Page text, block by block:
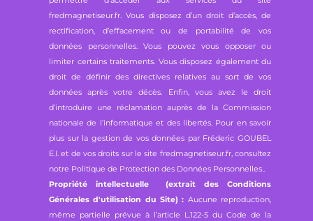
fredmagnetiseur.fr. Vous disposez d’un droit d’accès, de
rectification, d’effacement ou de portabilité de vos
données personnelles. Vous pouvez vous opposer ou
limiter certains traitements. Vous disposez également du
droit de définir des directives relatives au sort de vos
données après votre décès. Enfin, vous avez le droit
d’introduire une réclamation auprès de la Commission
nationale de l’informatique et des libertés. Pour en savoir
plus sur la gestion de vos données par Fréderic GOUBEL
E.I. et de vos droits sur le site fredmagnetiseur.fr, consultez
notre Politique de Protection des Données Personnelles..
Propriété intellectuelle (extrait des Conditions
Générales d'utilisation du Site) : Aucune reproduction,
même partielle prévue à l’article L.122-5 du Code de la